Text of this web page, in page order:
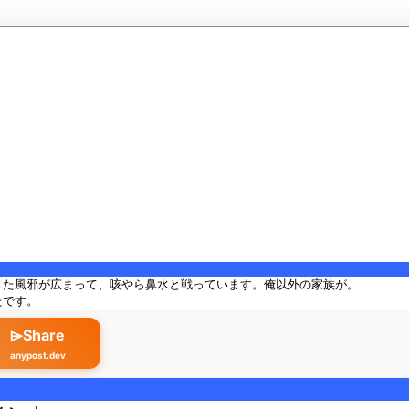
風邪が広まって、咳やら鼻水と戦っています。俺以外の家族が。
す。
⌲Share
anypost.dev